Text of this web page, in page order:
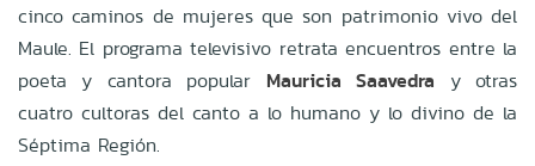
cinco caminos de mujeres que son patrimonio vivo del
Maule. El programa televisivo retrata encuentros entre la
poeta y cantora popular Mauricia Saavedra y otras
cuatro cultoras del canto a lo humano y lo divino de la
Séptima Región.